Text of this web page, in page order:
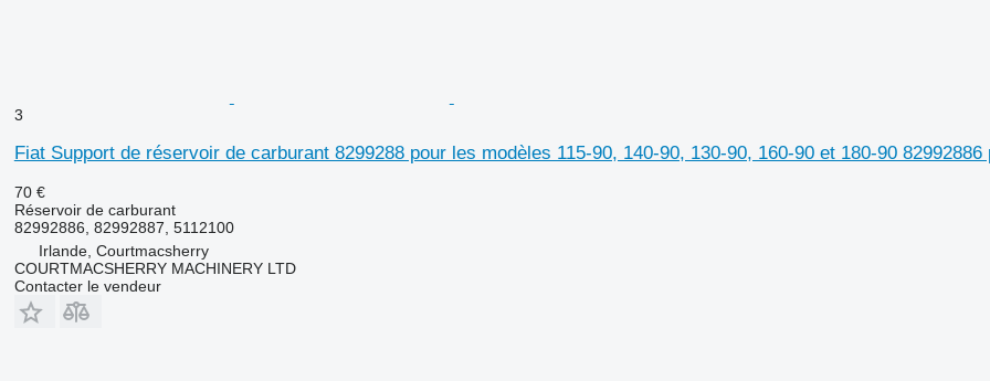
3
Fiat Support de réservoir de carburant 8299288 pour les modèles 115-90, 140-90, 130-90, 160-90 et 180-90 82992886
70 €
Réservoir de carburant
82992886, 82992887, 5112100
Irlande, Courtmacsherry
COURTMACSHERRY MACHINERY LTD
Contacter le vendeur